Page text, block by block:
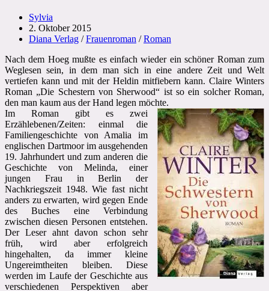
Beitrags-
Autor:
Sylvia
Beitrag
veröffentlicht:
2. Oktober 2015
Beitrags-
Diana Verlag / Frauenroman / Roman
Nach dem Hoeg mußte es einfach wieder ein schöner Roman zum
Weglesen sein, in dem man sich in eine andere Zeit und Welt
vertiefen kann und mit der Heldin mitfiebern kann. Claire Winters
Roman „Die Schestern von Sherwood“ ist so ein solcher Roman,
den man kaum aus der Hand legen möchte.
Im Roman gibt es zwei
Erzählebenen/Zeiten: einmal die
Familiengeschichte von Amalia im
englischen Dartmoor im ausgehenden
19. Jahrhundert und zum anderen die
Geschichte von Melinda, einer
jungen Frau in Berlin der
Nachkriegszeit 1948. Wie fast nicht
anders zu erwarten, wird gegen Ende
des Buches eine Verbindung
zwischen diesen Personen entstehen.
Der Leser ahnt davon schon sehr
früh, wird aber erfolgreich
hingehalten, da immer kleine
Ungereimtheiten bleiben. Diese
werden im Laufe der Geschichte aus
verschiedenen Perspektiven aber